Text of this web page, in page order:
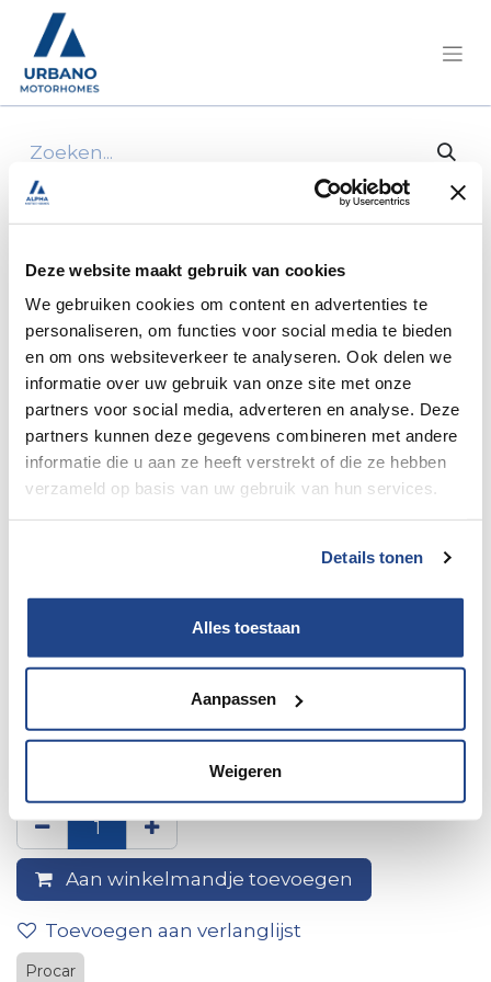
Deze website maakt gebruik van cookies
We gebruiken cookies om content en advertenties te
personaliseren, om functies voor social media te bieden
en om ons websiteverkeer te analyseren. Ook delen we
informatie over uw gebruik van onze site met onze
partners voor social media, adverteren en analyse. Deze
partners kunnen deze gegevens combineren met andere
informatie die u aan ze heeft verstrekt of die ze hebben
verzameld op basis van uw gebruik van hun services.
Details tonen
Alles toestaan
Aanpassen
Weigeren
Alle producten
12V Adapter Socket, Small to Large, 16A
12V Adapter Socket, Small to
Large, 16A
Aan winkelmandje toevoegen
Toevoegen aan verlanglijst
Procar